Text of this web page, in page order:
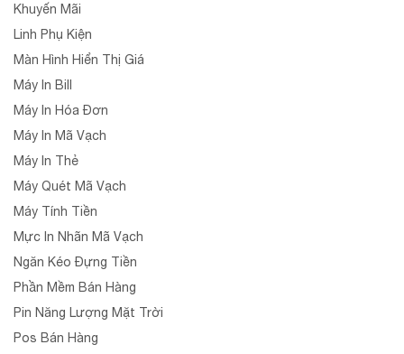
Khuyến Mãi
Linh Phụ Kiện
Màn Hình Hiển Thị Giá
Máy In Bill
Máy In Hóa Đơn
Máy In Mã Vạch
Máy In Thẻ
Máy Quét Mã Vạch
Máy Tính Tiền
Mực In Nhãn Mã Vạch
Ngăn Kéo Đựng Tiền
Phần Mềm Bán Hàng
Pin Năng Lượng Mặt Trời
Pos Bán Hàng